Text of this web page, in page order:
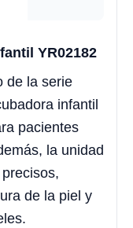
YR02182
de la serie
infantil
pacientes
la unidad
de la piel y